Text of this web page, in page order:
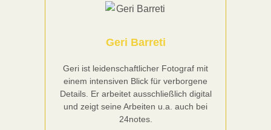
Geri Barreti
Geri ist leidenschaftlicher Fotograf mit
einem intensiven Blick für verborgene
Details. Er arbeitet ausschließlich digital
und zeigt seine Arbeiten u.a. auch bei
24notes.